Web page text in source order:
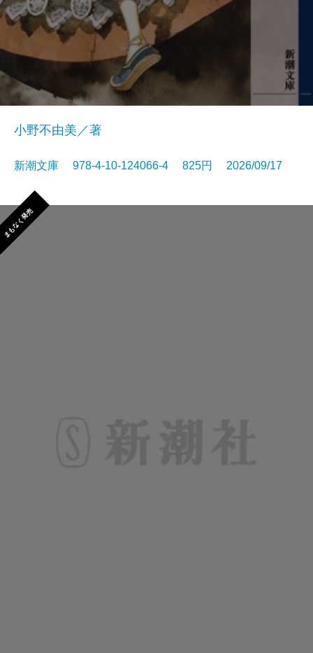
小野不由美／著
新潮文庫 978-4-10-124066-4 825円 2026/09/17
まもなく発売